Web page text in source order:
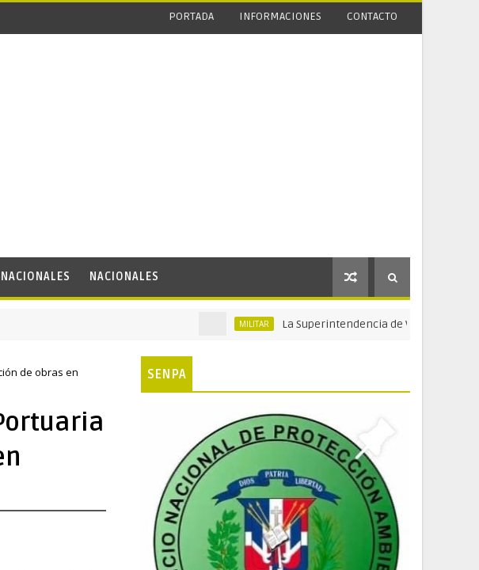
PORTADA INFORMACIONES CONTACTO
NACIONALES
La Superintendencia de Vigilancia y
de obras en
SENPA